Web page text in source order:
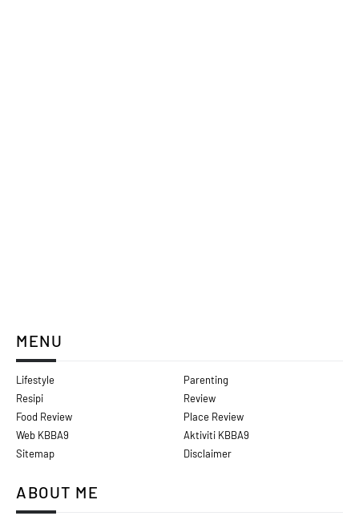
MENU
Lifestyle
Parenting
Resipi
Review
Food Review
Place Review
Web KBBA9
Aktiviti KBBA9
Sitemap
Disclaimer
ABOUT ME